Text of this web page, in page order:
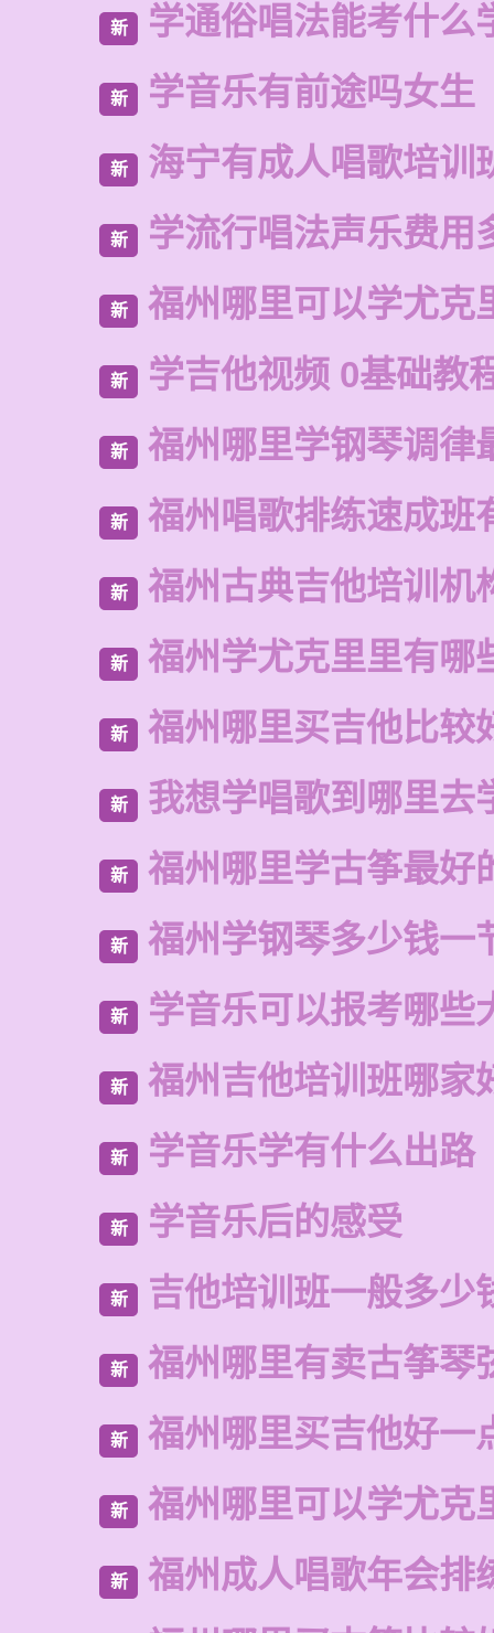
新 学通俗唱法能考什么
新 学音乐有前途吗女生
新 海宁有成人唱歌培训
新 学流行唱法声乐费用
新 福州哪里可以学尤克
新 学吉他视频 0基础教
新 福州哪里学钢琴调律
新 福州唱歌排练速成班
新 福州古典吉他培训机
新 福州学尤克里里有哪
新 福州哪里买吉他比较
新 我想学唱歌到哪里去
新 福州哪里学古筝最好
新 福州学钢琴多少钱一
新 学音乐可以报考哪些
新 福州吉他培训班哪家
新 学音乐学有什么出路
新 学音乐后的感受
新 吉他培训班一般多少
新 福州哪里有卖古筝琴
新 福州哪里买吉他好一
新 福州哪里可以学尤克
新
福州成人唱歌年会排